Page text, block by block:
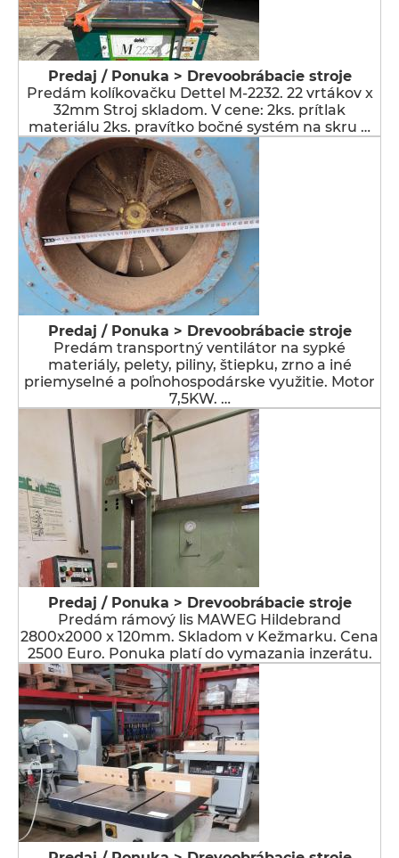
Predaj / Ponuka > Drevoobrábacie stroje
Predám kolíkovačku Dettel M-2232. 22 vrtákov x
32mm Stroj skladom. V cene: 2ks. prítlak
materiálu 2ks. pravítko bočné systém na skru …
Predaj / Ponuka > Drevoobrábacie stroje
Predám transportný ventilátor na sypké
materiály, pelety, piliny, štiepku, zrno a iné
priemyselné a poľnohospodárske využitie. Motor
7,5KW. …
Predaj / Ponuka > Drevoobrábacie stroje
Predám rámový lis MAWEG Hildebrand
2800x2000 x 120mm. Skladom v Kežmarku. Cena
2500 Euro. Ponuka platí do vymazania inzerátu.